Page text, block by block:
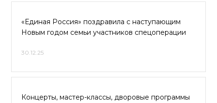
«Единая Россия» поздравила с наступающим
Новым годом семьи участников спецоперации
30.12.25
Концерты, мастер-классы, дворовые программы